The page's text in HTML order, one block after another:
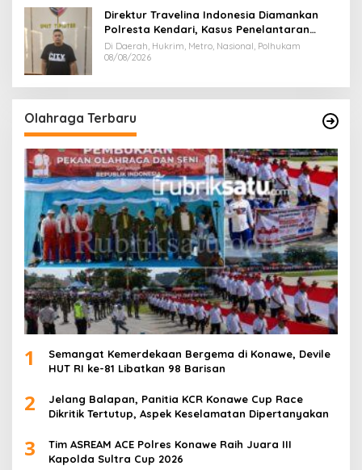
Direktur Travelina Indonesia Diamankan
Polresta Kendari, Kasus Penelantaran
Jemaah Umrah Masuk Babak Baru
Di Daerah, Hukrim, Metro, Nasional, Polhukam
08/08/2026
Olahraga Terbaru
1
Semangat Kemerdekaan Bergema di Konawe, Devile
HUT RI ke-81 Libatkan 98 Barisan
2
Jelang Balapan, Panitia KCR Konawe Cup Race
Dikritik Tertutup, Aspek Keselamatan Dipertanyakan
3
Tim ASREAM ACE Polres Konawe Raih Juara III
Kapolda Sultra Cup 2026